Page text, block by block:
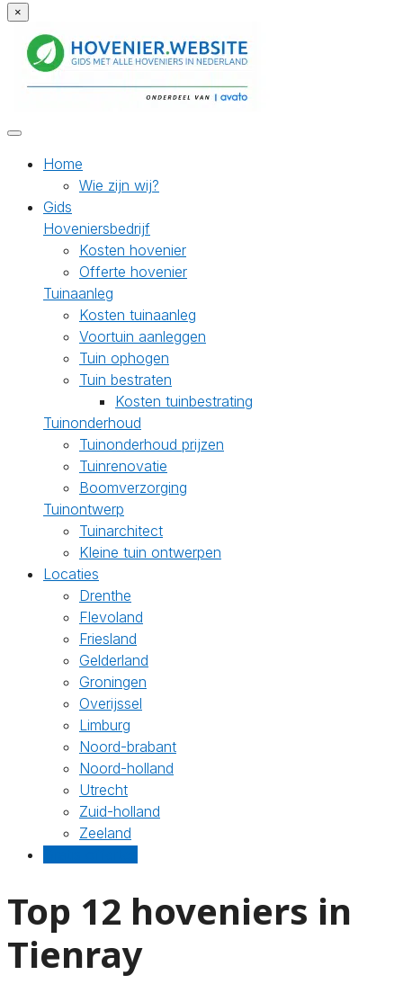
×
Home
Wie zijn wij?
Gids
Hoveniersbedrijf
Kosten hovenier
Offerte hovenier
Tuinaanleg
Kosten tuinaanleg
Voortuin aanleggen
Tuin ophogen
Tuin bestraten
Kosten tuinbestrating
Tuinonderhoud
Tuinonderhoud prijzen
Tuinrenovatie
Boomverzorging
Tuinontwerp
Tuinarchitect
Kleine tuin ontwerpen
Locaties
Drenthe
Flevoland
Friesland
Gelderland
Groningen
Overijssel
Limburg
Noord-brabant
Noord-holland
Utrecht
Zuid-holland
Zeeland
Top 12 hoveniers in
Tienray